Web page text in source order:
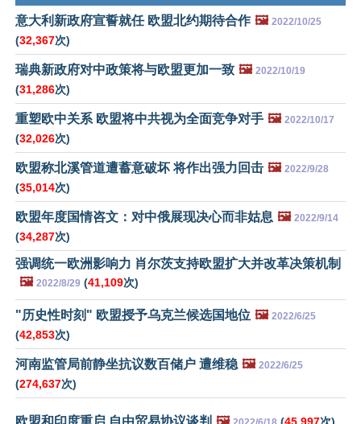
意大利新政府宣誓就任 欧盟北约期待合作 🖼️ 2022/10/25
(32,367次)
瑞典新政府对中政策将与欧盟更加一致 🖼️ 2022/10/19
(31,286次)
重塑欧中关系 欧盟将中共视为全面竞争对手 🖼️ 2022/10/17
(32,026次)
欧盟称北溪管道遭蓄意破坏 将作出强力回击 🖼️ 2022/9/28
(35,014次)
欧盟年度国情咨文：对中俄展现决心而非姑息 🖼️ 2022/9/14
(34,287次)
强调统一欧洲影响力 肖尔茨支持欧盟扩大并改革决策机制
🖼️ 2022/8/29 (41,109次)
"历史性时刻" 欧盟授予乌克兰候选国地位 🖼️ 2022/6/25
(42,853次)
河南监管局前静坐抗议数百储户 遭维稳 🖼️ 2022/6/25
(274,637次)
欧盟和印度重启 自由贸易协议谈判 🖼️ (45,997次)